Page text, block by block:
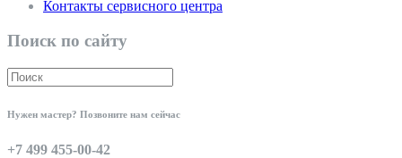
Контакты сервисного центра
Поиск по сайту
Нужен мастер? Позвоните нам сейчас
+7 499 455-00-42